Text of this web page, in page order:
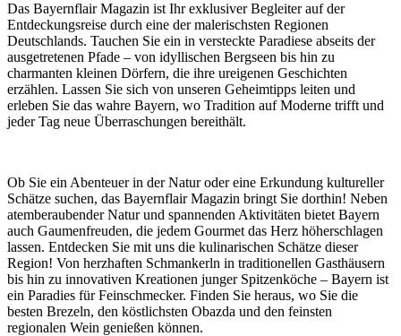
Das Bayernflair Magazin ist Ihr exklusiver Begleiter auf der
Entdeckungsreise durch eine der malerischsten Regionen
Deutschlands. Tauchen Sie ein in versteckte Paradiese abseits der
ausgetretenen Pfade – von idyllischen Bergseen bis hin zu
charmanten kleinen Dörfern, die ihre ureigenen Geschichten
erzählen. Lassen Sie sich von unseren Geheimtipps leiten und
erleben Sie das wahre Bayern, wo Tradition auf Moderne trifft und
jeder Tag neue Überraschungen bereithält.
Ob Sie ein Abenteuer in der Natur oder eine Erkundung kultureller
Schätze suchen, das Bayernflair Magazin bringt Sie dorthin! Neben
atemberaubender Natur und spannenden Aktivitäten bietet Bayern
auch Gaumenfreuden, die jedem Gourmet das Herz höherschlagen
lassen. Entdecken Sie mit uns die kulinarischen Schätze dieser
Region! Von herzhaften Schmankerln in traditionellen Gasthäusern
bis hin zu innovativen Kreationen junger Spitzenköche – Bayern ist
ein Paradies für Feinschmecker. Finden Sie heraus, wo Sie die
besten Brezeln, den köstlichsten Obazda und den feinsten
regionalen Wein genießen können.